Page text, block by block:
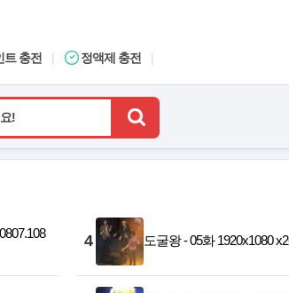
트 충전 | 정액제 충전 |
4 도굴왕 - 05화 1920x1080